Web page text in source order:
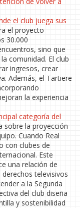
el club juega sus
el proyecto
30.000
sino que
comunidad. El club
ingresos, crear
Además, el Tartiere
la experiencia
categoría del
sobre la proyección
Cuando Real
con clubes de
Este
una relación de
televisivos
a la Segunda
del club diseña
y sostenibilidad